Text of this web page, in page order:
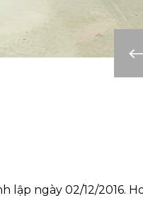
lập ngày 02/12/